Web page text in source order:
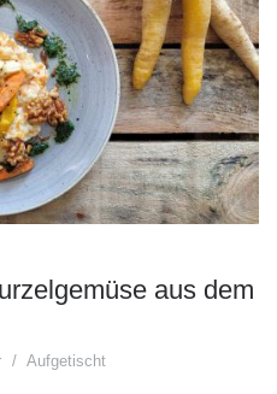
aus dem
Aufgetischt